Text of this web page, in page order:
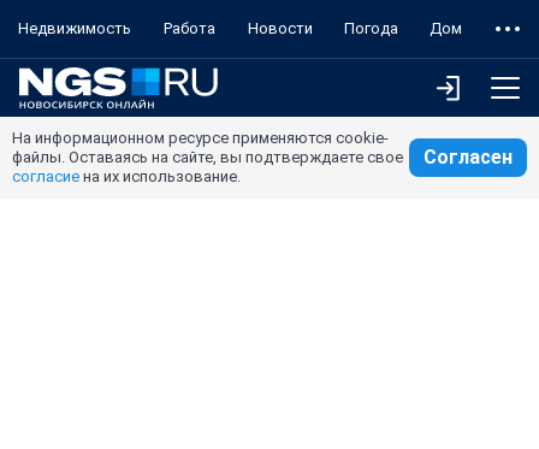
Недвижимость Работа Новости Погода Дом
На информационном ресурсе применяются cookie-
файлы. Оставаясь на сайте, вы подтверждаете свое
согласие на их использование.
Согласен